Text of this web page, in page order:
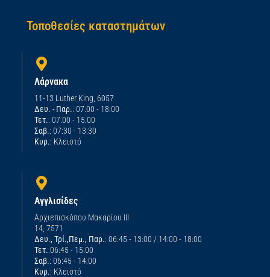
Τοποθεσίες καταστημάτων
Λάρνακα
11-13 Luther King, 6057
Δευ. - Παρ.: 07:00 - 18:00
Τετ.: 07:00 - 15:00
Σαβ.: 07:30 - 13:30
Κυρ.: Κλειστό
Αγγλισίδες
Αρχιεπισκόπου Μακαρίου ΙΙΙ
14, 7571
Δευ., Τρί.,Πεμ., Παρ.: 06:45 - 13:00 / 14:00 - 18:00
Τετ.:06:45 - 15:00
Σαβ.: 06:45 - 14:00
Κυρ.: Κλειστό